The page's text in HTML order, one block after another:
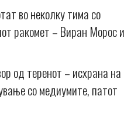
во неколку тима со
ракомет – Виран Морос и
од теренот – исхрана на
со медиумите, патот